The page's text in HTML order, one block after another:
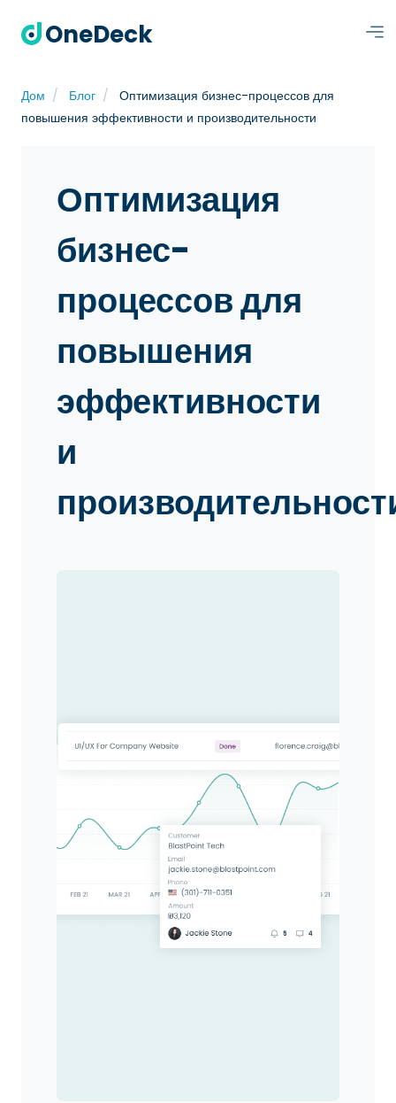
OneDeck
Дом Блог
Оптимизация бизнес-процессов для
повышения эффективности и производительности
Оптимизация
бизнес-
процессов для
повышения
эффективности
и